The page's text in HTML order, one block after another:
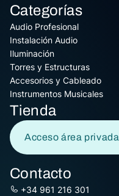
Categorías
Audio Profesional
Instalación Audio
Iluminación
Torres y Estructuras
Accesorios y Cableado
Instrumentos Musicales
Tienda
Acceso área privada
Contacto
+34 961 216 301